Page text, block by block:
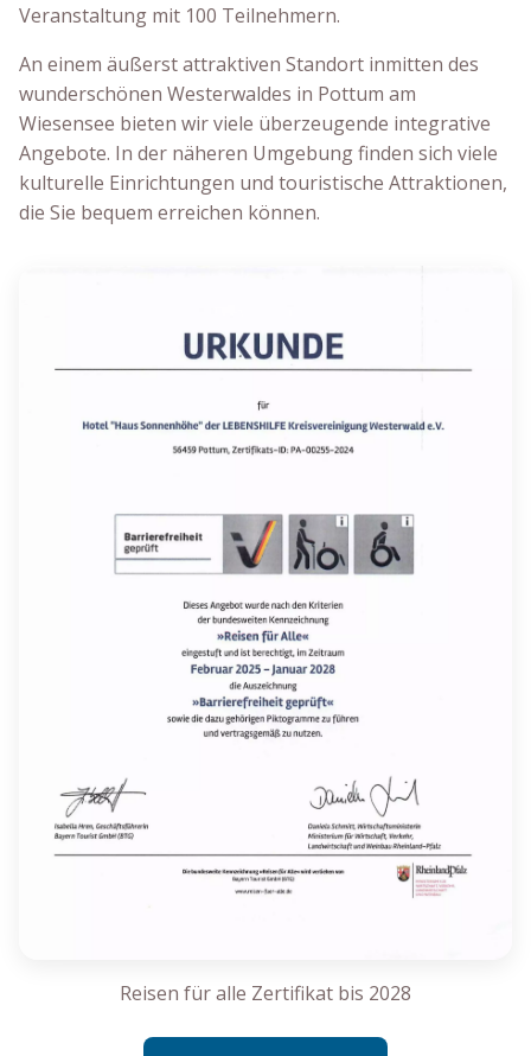
Veranstaltung mit 100 Teilnehmern.
An einem äußerst attraktiven Standort inmitten des
wunderschönen Westerwaldes in Pottum am
Wiesensee bieten wir viele überzeugende integrative
Angebote. In der näheren Umgebung finden sich viele
kulturelle Einrichtungen und touristische Attraktionen,
die Sie bequem erreichen können.
Reisen für alle Zertifikat bis 2028